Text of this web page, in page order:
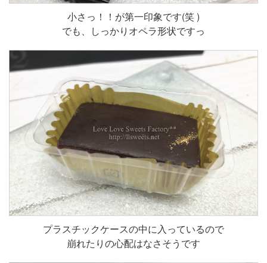
小さっ！！が第一印象です(笑 )
でも、しっかりオペラ形状ですっ
プラスチックケースの中に入っているので
崩れたりの心配はなさそうです